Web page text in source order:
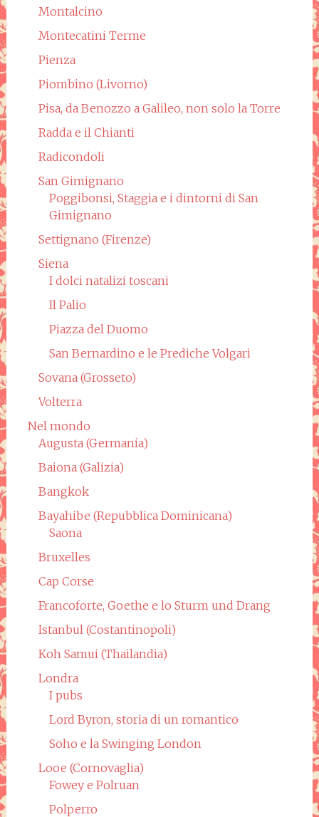
Montalcino
Montecatini Terme
Pienza
Piombino (Livorno)
Pisa, da Benozzo a Galileo, non solo la Torre
Radda e il Chianti
Radicondoli
San Gimignano
Poggibonsi, Staggia e i dintorni di San
Gimignano
Settignano (Firenze)
Siena
I dolci natalizi toscani
Il Palio
Piazza del Duomo
San Bernardino e le Prediche Volgari
Sovana (Grosseto)
Volterra
Nel mondo
Augusta (Germania)
Baiona (Galizia)
Bangkok
Bayahibe (Repubblica Dominicana)
Saona
Bruxelles
Cap Corse
Francoforte, Goethe e lo Sturm und Drang
Istanbul (Costantinopoli)
Koh Samui (Thailandia)
Londra
I pubs
Lord Byron, storia di un romantico
Soho e la Swinging London
Looe (Cornovaglia)
Fowey e Polruan
Polperro